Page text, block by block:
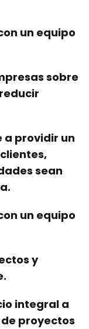
un equipo
sobre
a providir un
sean
un equipo
y
integrala
proyectos